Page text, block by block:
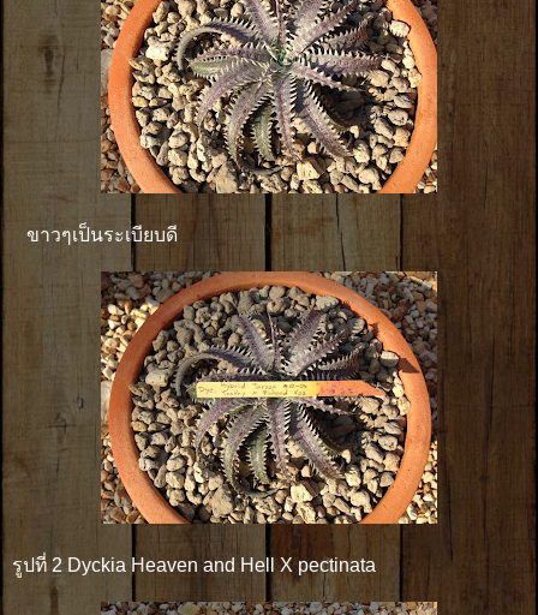
ขาวๆเป็นระเบียบดี
รูปที่ 2 Dyckia Heaven and Hell X pectinata